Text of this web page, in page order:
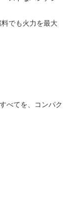
でも火力を最大
べてを、コンパク